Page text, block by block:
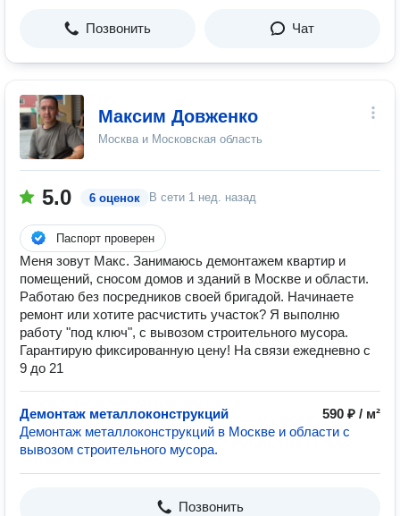
Позвонить Чат
Максим Довженко
Москва и Московская область
5.0 6 оценок В сети 1 нед. назад
Паспорт проверен
Меня зовут Макс. Занимаюсь демонтажем квартир и
помещений, сносом домов и зданий в Москве и области.
Работаю без посредников своей бригадой. Начинаете
ремонт или хотите расчистить участок? Я выполню
работу "под ключ", с вывозом строительного мусора.
Гарантирую фиксированную цену! На связи ежедневно с
9 до 21
Демонтаж металлоконструкций
590 ₽ / м²
Демонтаж металлоконструкций в Москве и области с
вывозом строительного мусора.
Позвонить